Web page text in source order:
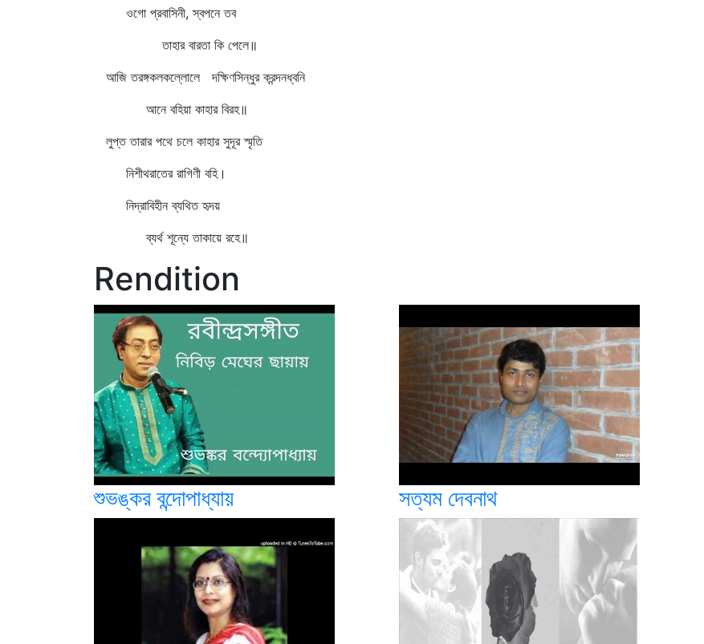
ওগো প্রবাসিনী, স্বপনে তব
তাহার বারতা কি পেলে॥
আজি তরঙ্গকলকল্লোলে দক্ষিণসিন্ধুর ক্রন্দনধ্বনি
আনে বহিয়া কাহার বিরহ॥
লুপ্ত তারার পথে চলে কাহার সুদূর স্মৃতি
নিশীথরাতের রাগিণী বহি।
নিদ্রাবিহীন ব্যথিত হৃদয়
ব্যর্থ শূন্যে তাকায়ে রহে॥
Rendition
শুভঙ্কর বন্দোপাধ্যায় সত্যম দেবনাথ